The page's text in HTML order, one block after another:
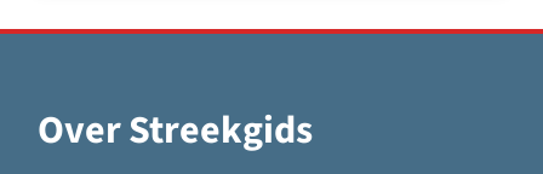
Over Streekgids